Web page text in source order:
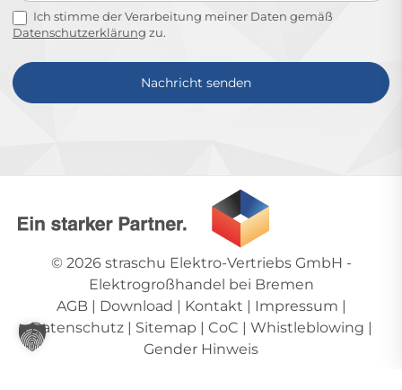
Ich stimme der Verarbeitung meiner Daten gemäß
Datenschutzerklärung zu.
Nachricht senden
© 2026 straschu Elektro-Vertriebs GmbH -
Elektrogroßhandel bei Bremen
AGB | Download | Kontakt | Impressum |
Datenschutz| Sitemap | CoC | Whistleblowing |
Gender Hinweis